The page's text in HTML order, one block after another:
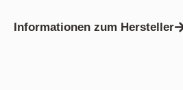
Informationen zum Hersteller